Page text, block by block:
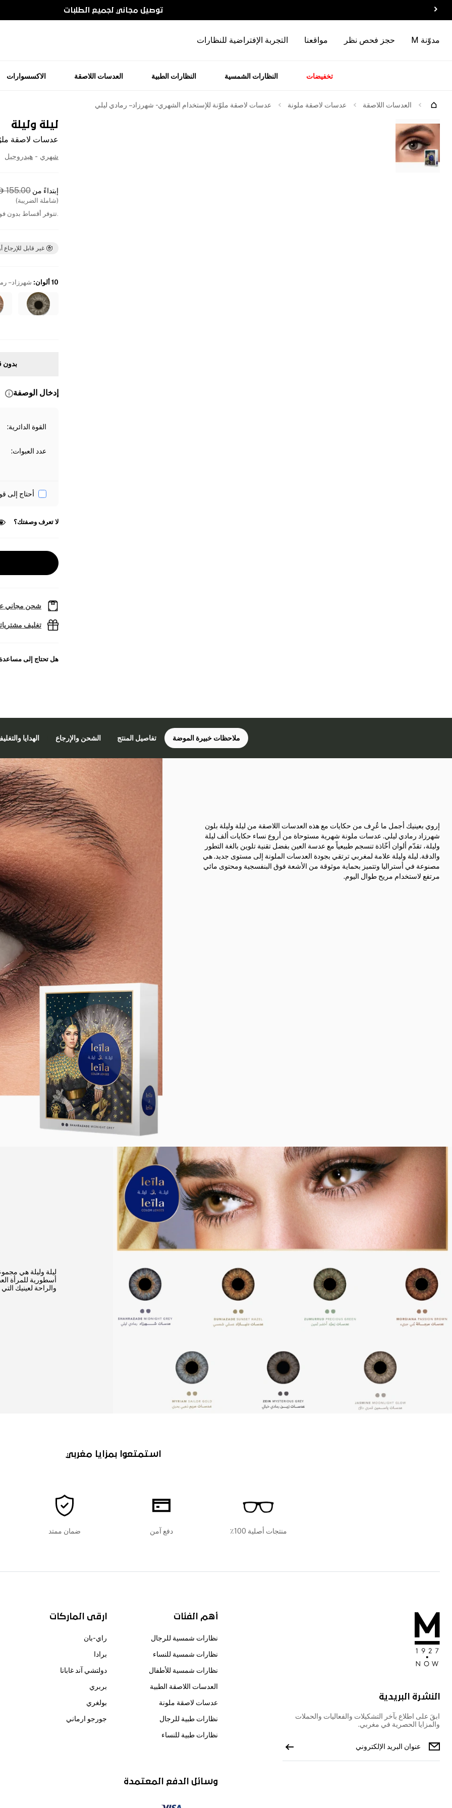
توصيل مجاني لجميع الطلبات
مدوّنة M حجز فحص نظر مواقعنا التجربة الإفتراضية للنظارات
تخفيضات النظارات الشمسية النظارات الطبية العدسات اللاصقة الاكسسوارات
العدسات اللاصقة عدسات لاصقة ملونة عدسات لاصقة ملوّنة للإستخدام الشهري - شهرزاد – رمادي ليلي
ليلة وليلة
عدسات لاصقة
شهري - هيدروجيل
إبتداءً من 155.00
(شاملة الضريبة)
.تتوفر أقساط بدون
غير قابل للإرجاع
10 ألوان : شهرزاد –
بدون
إدخال الوصفة
القوة الدائرية:
عدد العبوات:
أحتاج إلى
لا تعرف وصفتك؟
شحن مجاني
تغليف
هل تحتاج إلى
ملاحظات خبيرة الموضة تفاصيل المنتج الشحن والإرجاع الهدايا
إروي بعينيك أجمل ما عُرِف من حكايات مع هذه العدسات اللاصقة من ليلة وليلة بلون
شهرزاد رمادي ليلي. عدسات ملونة شهرية مستوحاة من أروع نساء حكايات ألف ليلة
وليلة، تقدّم ألوان أخّاذة تنسجم طبيعياً مع عدسة العين بفضل تقنية تلوين بالغة التطور
والدقة. ليلة وليلة علامة لمغربي ترتقي بجودة العدسات الملونة إلى مستوى جديد. هي
مصنوعة في أستراليا وتتميز بحماية موثوقة من الأشعة فوق البنفسجية ومحتوى مائي
مرتفع لاستخدام مريح طوال اليوم.
ليلة وليلة هي
أسطورية للمرأة
والراحة لعينيك
استمتعوا بمزايا مغربي
منتجات أصلية 100٪ دفع آمن ضمان ممتد
النشرة البريدية
ابقَ على اطلاع بآخر التشكيلات والفعاليات والحملات
والمزايا الحصرية في مغربي.
أهم الفئات
نظارات شمسية للرجال
نظارات شمسية للنساء
نظارات شمسية للأطفال
العدسات اللاصقة الطبية
عدسات لاصقة ملونة
نظارات طبية للرجال
نظارات طبية للنساء
ارقى الماركات
راي-بان
برادا
دولتشي آند غابانا
بربري
بولغري
جورجو ارماني
وسائل الدفع المعتمدة